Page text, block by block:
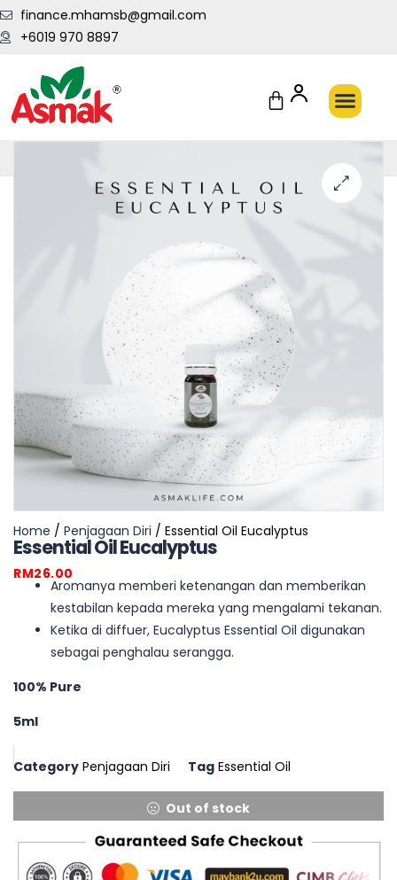
+6019 970 8897
finance.mhamsb@gmail.com
Home / Penjagaan Diri / Essential Oil Eucalyptus
Essential Oil Eucalyptus
RM26.00
Aromanya memberi ketenangan dan memberikan
kestabilan kepada mereka yang mengalami tekanan.
Ketika di diffuer, Eucalyptus Essential Oil digunakan
sebagai penghalau serangga.
100% Pure
5ml
Category Penjagaan Diri Tag Essential Oil
Out of stock